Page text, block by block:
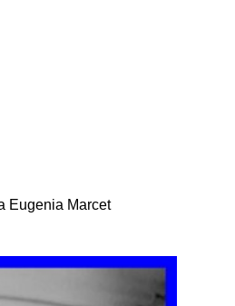
Eugenia Marcet